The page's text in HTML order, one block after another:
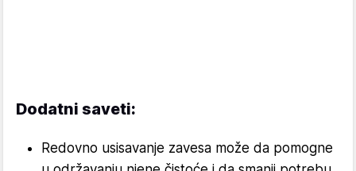
Dodatni saveti:
Redovno usisavanje zavesa može da pomogne